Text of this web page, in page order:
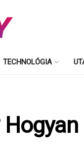
TECHNOLÓGIA